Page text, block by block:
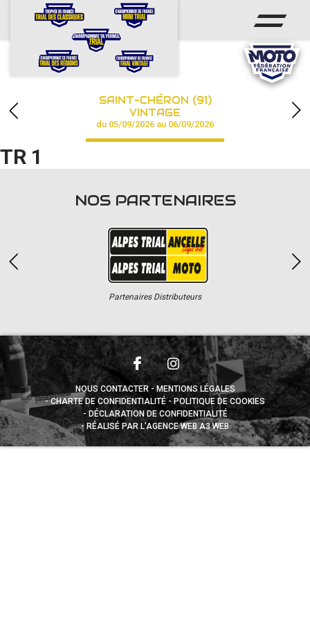
ACCUEIL
CALENDRIER
CHAMPIONNAT
RÉSULTATS
PHOTOS / VIDÉOS
PARTENAIRES
SAINT-CHÉRON (91)
VINTAGE
du 05/09/2026 au 06/09/2026
TR 1
NOS PARTENAIRES
Partenaires Distributeurs
NOUS CONTACTER
MENTIONS LÉGALES
CHARTE DE CONFIDENTIALITÉ
POLITIQUE DE COOKIES
DÉCLARATION DE CONFIDENTIALITÉ
RÉALISÉ PAR L’AGENCE WEB A3 WEB